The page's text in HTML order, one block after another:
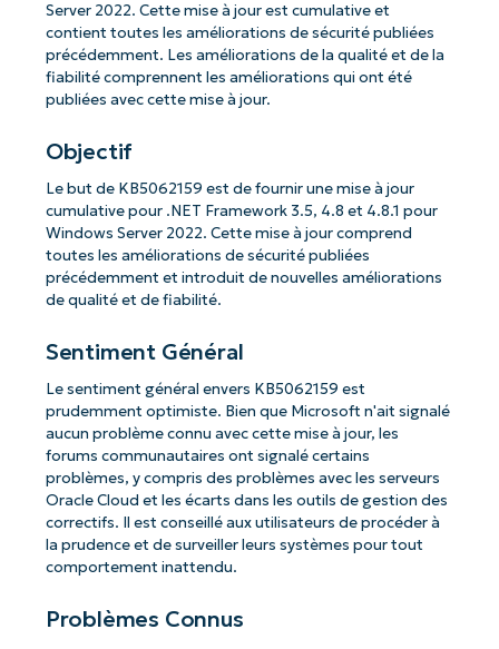
Server 2022. Cette mise à jour est cumulative et
contient toutes les améliorations de sécurité publiées
précédemment. Les améliorations de la qualité et de la
fiabilité comprennent les améliorations qui ont été
publiées avec cette mise à jour.
Objectif
Le but de KB5062159 est de fournir une mise à jour
cumulative pour .NET Framework 3.5, 4.8 et 4.8.1 pour
Windows Server 2022. Cette mise à jour comprend
toutes les améliorations de sécurité publiées
précédemment et introduit de nouvelles améliorations
de qualité et de fiabilité.
Sentiment Général
Le sentiment général envers KB5062159 est
prudemment optimiste. Bien que Microsoft n'ait signalé
aucun problème connu avec cette mise à jour, les
forums communautaires ont signalé certains
problèmes, y compris des problèmes avec les serveurs
Oracle Cloud et les écarts dans les outils de gestion des
correctifs. Il est conseillé aux utilisateurs de procéder à
la prudence et de surveiller leurs systèmes pour tout
comportement inattendu.
Problèmes Connus